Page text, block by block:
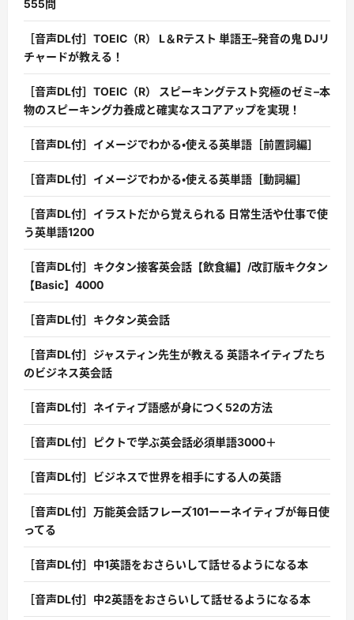
555問
［音声DL付］TOEIC（R） L＆Rテスト 単語王–発音の鬼 DJリ
チャードが教える！
［音声DL付］TOEIC（R） スピーキングテスト究極のゼミ–本
物のスピーキング力養成と確実なスコアアップを実現！
［音声DL付］イメージでわかる・使える英単語［前置詞編］
［音声DL付］イメージでわかる・使える英単語［動詞編］
［音声DL付］イラストだから覚えられる 日常生活や仕事で使
う英単語1200
［音声DL付］キクタン接客英会話【飲食編】/改訂版キクタン
【Basic】4000
［音声DL付］キクタン英会話
［音声DL付］ジャスティン先生が教える 英語ネイティブたち
のビジネス英会話
［音声DL付］ネイティブ語感が身につく52の方法
［音声DL付］ピクトで学ぶ英会話必須単語3000＋
［音声DL付］ビジネスで世界を相手にする人の英語
［音声DL付］万能英会話フレーズ101ーーネイティブが毎日使
ってる
［音声DL付］中1英語をおさらいして話せるようになる本
［音声DL付］中2英語をおさらいして話せるようになる本